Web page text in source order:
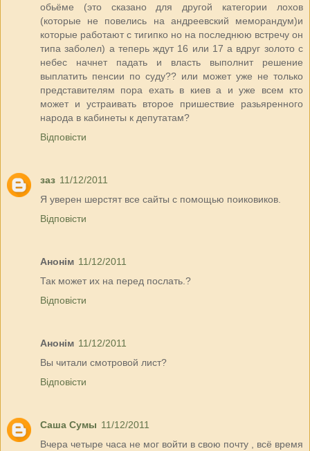
обьёме (это сказано для другой категории лохов
(которые не повелись на андреевский меморандум)и
которые работают с тигипко но на последнюю встречу он
типа заболел) а теперь ждут 16 или 17 а вдруг золото с
небес начнет падать и власть выполнит решение
выплатить пенсии по суду?? или может уже не только
представителям пора ехать в киев а и уже всем кто
может и устраивать второе пришествие разьяренного
народа в кабинеты к депутатам?
Відповісти
заз 11/12/2011
Я уверен шерстят все сайты с помощью поиковиков.
Відповісти
Анонім 11/12/2011
Так может их на перед послать.?
Відповісти
Анонім 11/12/2011
Вы читали смотровой лист?
Відповісти
Саша Сумы 11/12/2011
Вчера четыре часа не мог войти в свою почту , всё время